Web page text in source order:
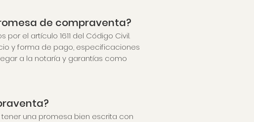
de compraventa?
el artículo 1611 del Código Civil.
y forma de pago, especificaciones
a la notaría y garantías como
una promesa bien escrita con